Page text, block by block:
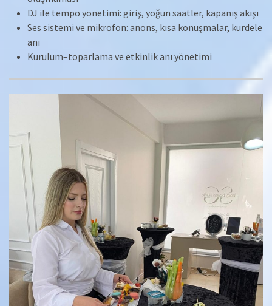
DJ ile tempo yönetimi: giriş, yoğun saatler, kapanış akışı
Ses sistemi ve mikrofon: anons, kısa konuşmalar, kurdele
anı
Kurulum–toparlama ve etkinlik anı yönetimi